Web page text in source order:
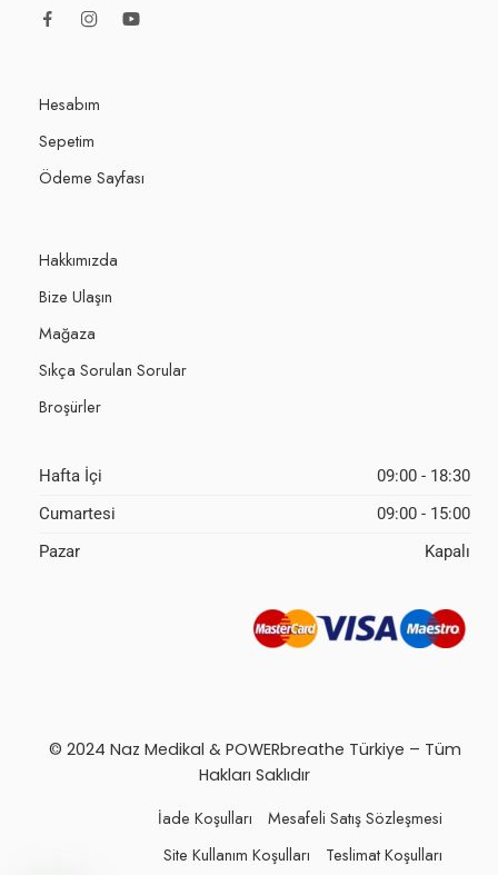
Hesabım
Sepetim
Ödeme Sayfası
Hakkımızda
Bize Ulaşın
Mağaza
Sıkça Sorulan Sorular
Broşürler
Hafta İçi
09:00 - 18:30
Cumartesi
09:00 - 15:00
Pazar
Kapalı
© 2024 Naz Medikal & POWERbreathe Türkiye – Tüm
Hakları Saklıdır
İade Koşulları
Mesafeli Satış Sözleşmesi
Site Kullanım Koşulları
Teslimat Koşulları